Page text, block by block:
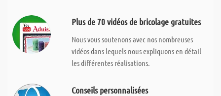
Plus de 70 vidéos de bricolage gratuites
Nous vous soutenons avec nos nombreuses
vidéos dans lequels nous expliquons en détail
les différentes réalisations.
Conseils personnalisées